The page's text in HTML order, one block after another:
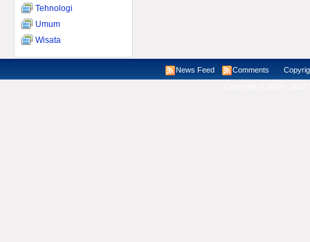
Tehnologi
Umum
Wisata
News Feed Comments Copyright